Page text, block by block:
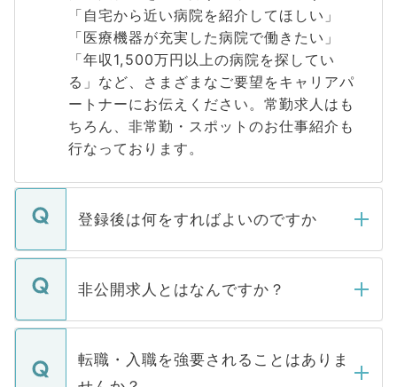
「自宅から近い病院を紹介してほしい」
「医療機器が充実した病院で働きたい」
「年収1,500万円以上の病院を探してい
る」など、さまざまなご要望をキャリアパ
ートナーにお伝えください。常勤求人はも
ちろん、非常勤・スポットのお仕事紹介も
行なっております。
登録後は何をすればよいのですか
ご登録いただきましたら、弊社担当者がご
登録内容を確認し、その後メールもしくは
ます。通常、5営業日以内にはご連絡をせて
いただきますので、しばらくお待ちくださ
い。
非公開求人とはなんですか？
マイナビDOCTORで取り扱っている求人の
うち約3割は、Webサイトからご覧いただ
けない「非公開求人」です。非公開求人は
転職・入職を強要されることはありま